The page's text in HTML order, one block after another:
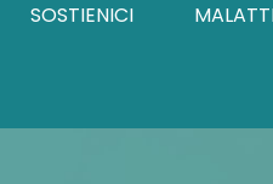
SOSTIENICI